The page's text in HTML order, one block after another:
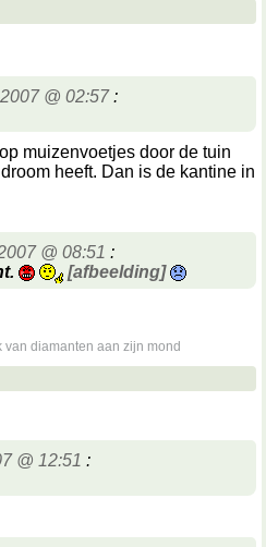
@ 02:57:
muizenvoetjes door de tuin
heeft. Dan is de kantine in
@ 08:51 :
[afbeelding]
diamanten aan zijn mond
@ 12:51 :